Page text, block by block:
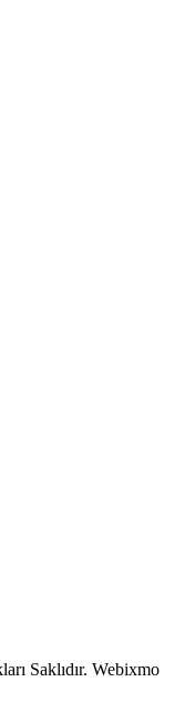
Saklıdır. Webixmo